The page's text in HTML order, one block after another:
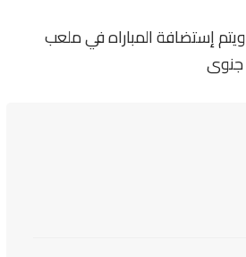
تنقل أحداث المباراة في الوطن العربي فضائيا على قناة Starzplay ويتم إستضافة المباراه في ملعب
جنوى